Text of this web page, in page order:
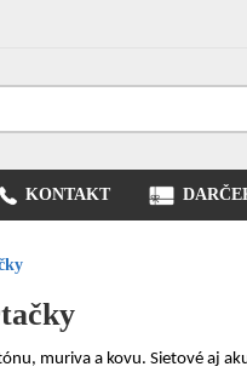
KONTAKT
muriva a kovu. Sietové aj